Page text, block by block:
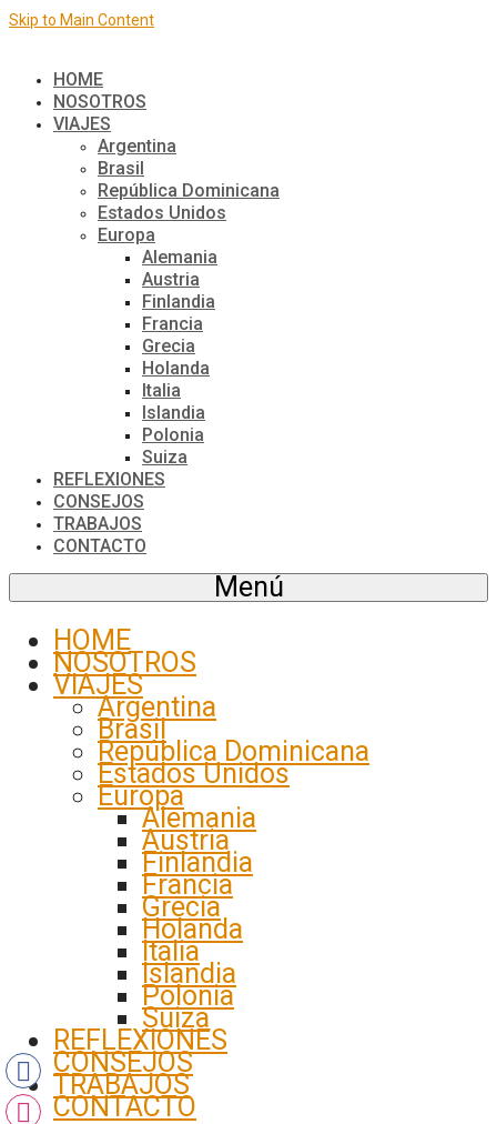
Skip to Main Content
HOME
NOSOTROS
VIAJES
Argentina
Brasil
República Dominicana
Estados Unidos
Europa
Alemania
Austria
Finlandia
Francia
Grecia
Holanda
Italia
Islandia
Polonia
Suiza
REFLEXIONES
CONSEJOS
TRABAJOS
CONTACTO
Menú
HOME
NOSOTROS
VIAJES
Argentina
Brasil
República Dominicana
Estados Unidos
Europa
Alemania
Austria
Finlandia
Francia
Grecia
Holanda
Italia
Islandia
Polonia
Suiza
REFLEXIONES
CONSEJOS
TRABAJOS
CONTACTO